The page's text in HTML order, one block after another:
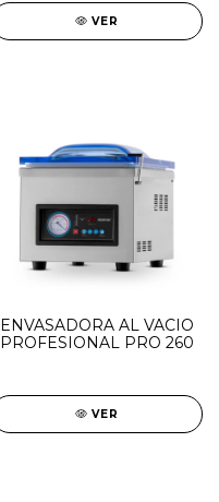
VER
ENVASADORA AL VACIO
PROFESIONAL PRO 260
VER